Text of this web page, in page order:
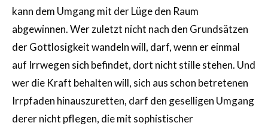
kann dem Umgang mit der Lüge den Raum
abgewinnen. Wer zuletzt nicht nach den Grundsätzen
der Gottlosigkeit wandeln will, darf, wenn er einmal
auf Irrwegen sich befindet, dort nicht stille stehen. Und
wer die Kraft behalten will, sich aus schon betretenen
Irrpfaden hinauszuretten, darf den geselligen Umgang
derer nicht pflegen, die mit sophistischer